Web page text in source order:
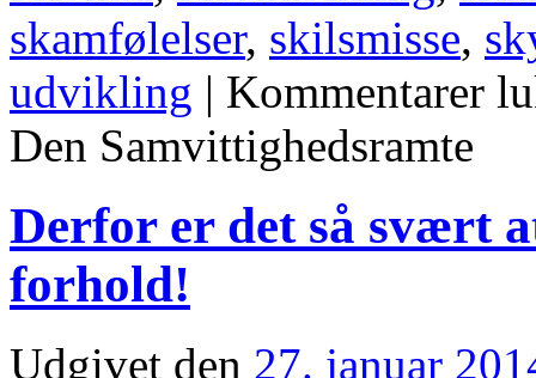
skamfølelser, skilsmisse,
udvikling | Kommentarer
Den Samvittighedsramte
Derfor er det så svært
forhold!
Udgivet den 27. januar